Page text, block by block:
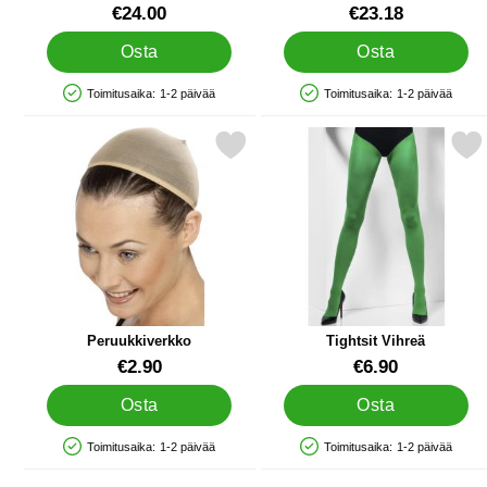
Aave
Tuote.nro 13414€24.00
Osta
Saatavuus: Varastossa
Toimitusaika: 1-2 päivää
Ruskea
Tuote.nro 84070€23.18
Osta
Saatavuus: Varastossa
Toimitusaika: 1-2 päivää
Peruukkiverkko
Tuote.nro 1005€2.90
Osta
Saatavuus: Varastossa
Toimitusaika: 1-2 päivää
Merkitse peruukkiverkko suosikiksi
Tightsit Vihreä
Tuote.nro 9674€6.90
Osta
Saatavuus: Varastossa
Toimitusaika: 1-2 päivää
Merkitse tightsit